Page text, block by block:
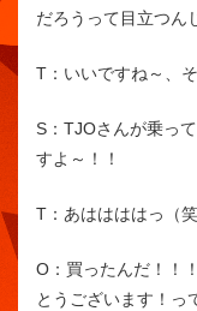
だろうって目立つん
T： いいですね～、そ
S： TJOさんが乗っ
すよ～！！
T： あははははっ（笑
O： 買ったんだ！！
とうございます！っ